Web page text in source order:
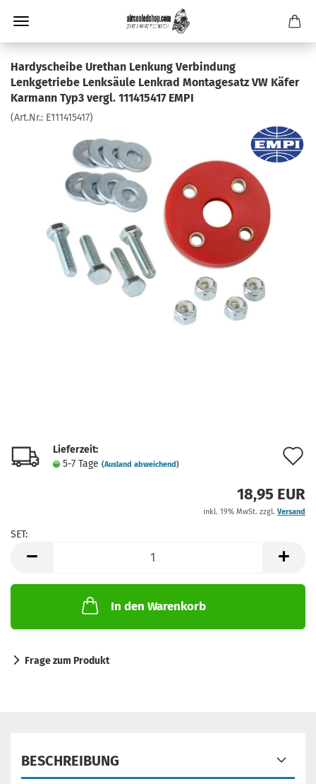
Hardyscheibe Urethan Lenkung Verbindung
Lenkgetriebe Lenksäule Lenkrad Montagesatz VW Käfer
Karmann Typ3 vergl. 111415417 EMPI
(Art.Nr.: E111415417)
Lieferzeit:
5-7 Tage (Ausland abweichend)
18,95 EUR
inkl. 19% MwSt. zzgl. Versand
SET:
In den Warenkorb
Frage zum Produkt
BESCHREIBUNG